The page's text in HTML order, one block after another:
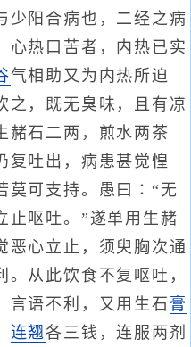
少阳合病也，二经之病
心热口苦者，内热已实
气相助又为内热所迫
之，既无臭味，且有凉
赭石二两，煎水两茶
复吐出，病患甚觉惶
莫可支持。愚曰∶“无
止呕吐。”遂单用生赭
恶心立止，须臾胸次通
。从此饮食不复呕吐，
言语不利，又用生石 膏
连翘各三钱，连服两剂